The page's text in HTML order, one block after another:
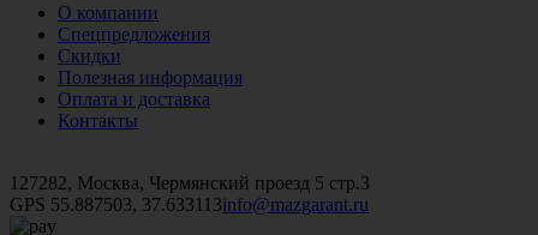
О компании
Спецпредложения
Скидки
Полезная информация
Оплата и доставка
Контакты
127282, Москва, Чермянский проезд 5 стр.3
GPS 55.887503, 37.633113info@mazgarant.ru